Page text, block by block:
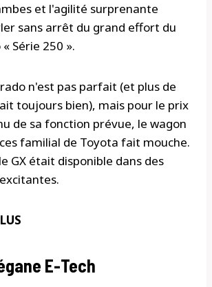
et l'agilité surprenante
sans arrêt du grand effort du
Série 250 ».
n'est pas parfait (et plus de
toujours bien), mais pour le prix
de sa fonction prévue, le wagon
familial de Toyota fait mouche.
GX était disponible dans des
E-Tech